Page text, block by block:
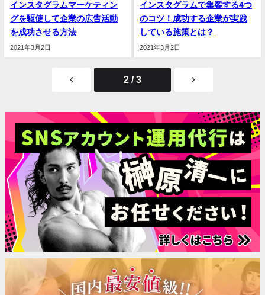
インスタグラムマーケティン
グを駆使して企業の広告活動
を成功させる方法
2021年3月2日
インスタグラムで集客する4つ
のコツ！成功する企業が実践
している施策とは？
2021年3月2日
2 / 3